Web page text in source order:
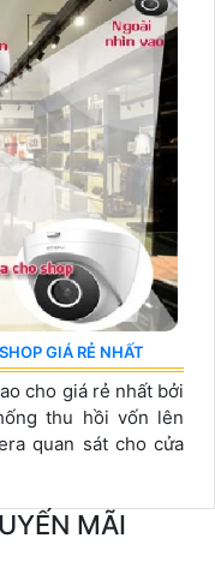
GIÁ RẺ NHẤT
cho giá rẻ nhất bởi
thu hồi vốn lên
quan sát cho cửa
MÃI